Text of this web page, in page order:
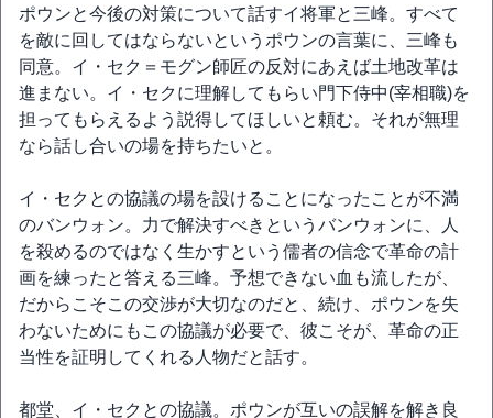
ポウンと今後の対策について話すイ将軍と三峰。すべて
を敵に回してはならないというポウンの言葉に、三峰も
同意。イ・セク＝モグン師匠の反対にあえば土地改革は
進まない。イ・セクに理解してもらい門下侍中(宰相職)を
担ってもらえるよう説得してほしいと頼む。それが無理
なら話し合いの場を持ちたいと。
イ・セクとの協議の場を設けることになったことが不満
のバンウォン。力で解決すべきというバンウォンに、人
を殺めるのではなく生かすという儒者の信念で革命の計
画を練ったと答える三峰。予想できない血も流したが、
だからこそこの交渉が大切なのだと、続け、ポウンを失
わないためにもこの協議が必要で、彼こそが、革命の正
当性を証明してくれる人物だと話す。
都堂、イ・セクとの協議。ポウンが互いの誤解を解き良